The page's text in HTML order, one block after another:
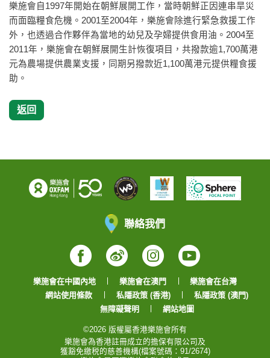
樂施會自1997年開始在朝鮮展開工作，當時朝鮮正因連串旱災
而面臨糧食危機。2001至2004年，樂施會除進行緊急救援工作
外，也透過合作夥伴為當地的幼兒及孕婦提供食用油。2004至
2011年，樂施會在朝鮮展開生計恢復項目，共撥款逾1,700萬港
元為農場提供農業支援，同期另撥款近1,100萬港元提供糧食援
助。
返回
聯絡我們
Facebook
WeiboInstagram
YouTube
樂施會在中國內地 樂施會在澳門
樂施會在台灣
網站使用條款
私隱政策 (香港)
私隱政策 (澳門)
無障礙聲明
網站地圖
©2026 版權屬香港樂施會所有
樂施會為香港註冊成立的擔保有限公司及
獲豁免繳税的慈善機構(檔案號碼：91/2674)